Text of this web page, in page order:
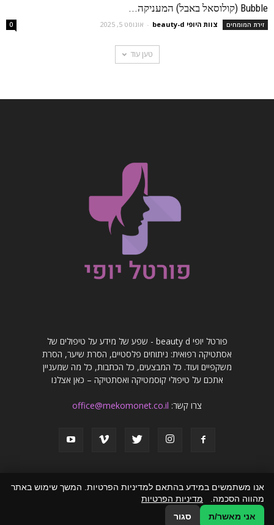
Bubble (קולוסאל באבל) המעניקה...
זירת המומחים צוות היופי beauty-d - אוגוסט 5, 2025 0
טען עוד
פורטל יופי beauty d - שפע של מידע על טיפולים של
אסתטיקה רפואית: ניתוחים פלסטיים, הסרת שיער, הסרת
משקפיים ועוד. כל המבצעים, כל הכתבות, כל מה שמעניין
אתכם על טיפולי קוסמטיקה ואסתטיקה – כאן אצלנו
צרו קשר: office@mekomonet.co.il
פרסמו אצלנו פרסום מאמרים באתרים
© כל הזכויות שמורות לפורטל יופי beauty d
אנו משתמשים במידע בהתאם למדיניות הפרטיות. המשך שימוש באתר
מהווה הסכמה. מדיניות הפרטיות
אני מאשר/ת
סגור